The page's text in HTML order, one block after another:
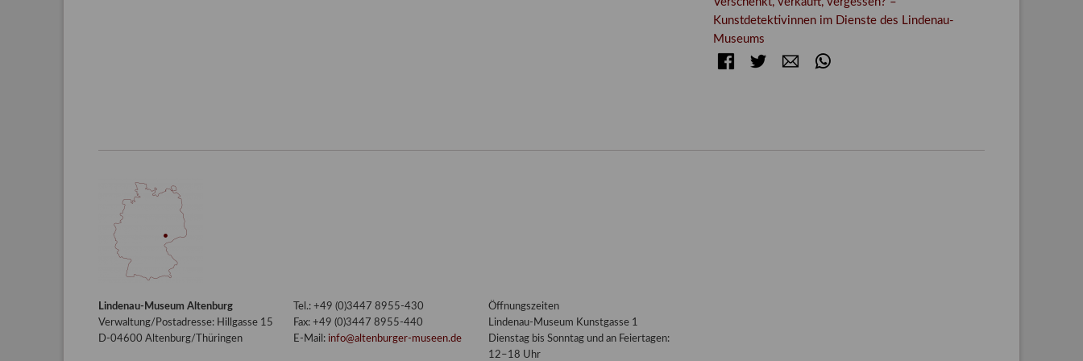
Kunstdetektivinnen im Dienste des Lindenau-
Museums
FacebookTwitter E-mail
Lindenau-Museum Altenburg
Verwaltung/Postadresse: Hillgasse 15
D-04600 Altenburg/Thüringen
Tel.: +49 (0)3447 8955-430
Fax: +49 (0)3447 8955-440
E-Mail: info@altenburger-museen.de
Öffnungszeiten
Lindenau-Museum Kunstgasse 1
Dienstag bis Sonntag und an Feiertagen:
12–18 Uhr